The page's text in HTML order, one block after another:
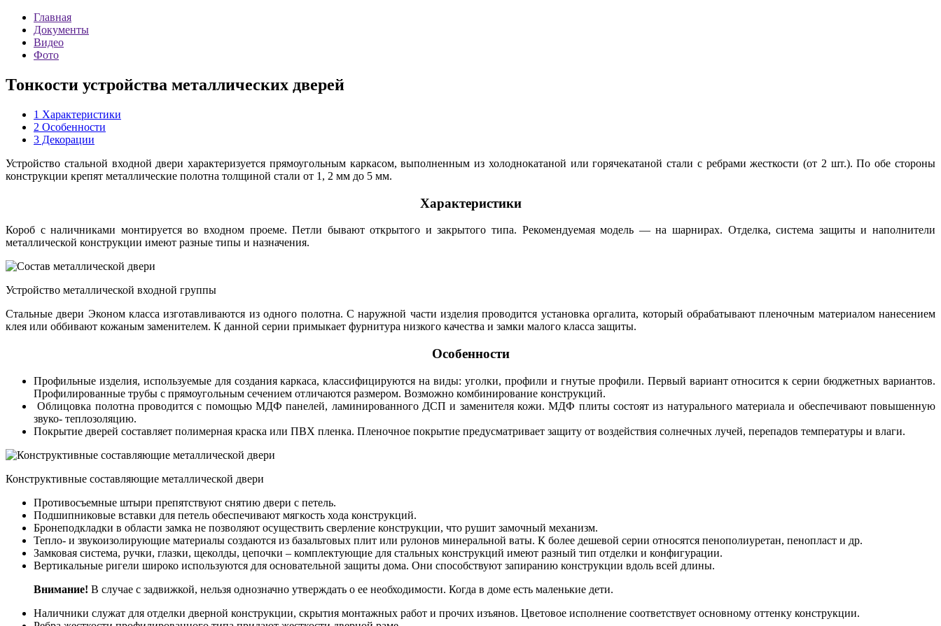
Главная
Документы
Видео
Фото
Тонкости устройства металлических дверей
1 Характеристики
2 Особенности
3 Декорации
Устройство стальной входной двери характеризуется прямоугольным каркасом, выполненным из холоднокатаной или горячекатаной стали с ребрами жесткости (от 2 шт.). По обе стороны
конструкции крепят металлические полотна толщиной стали от 1, 2 мм до 5 мм.
Характеристики
Короб с наличниками монтируется во входном проеме. Петли бывают открытого и закрытого типа. Рекомендуемая модель — на шарнирах. Отделка, система защиты и наполнители
металлической конструкции имеют разные типы и назначения.
Устройство металлической входной группы
Стальные двери Эконом класса изготавливаются из одного полотна. С наружной части изделия проводится установка оргалита, который обрабатывают пленочным материалом нанесением
клея или оббивают кожаным заменителем. К данной серии примыкает фурнитура низкого качества и замки малого класса защиты.
Особенности
Профильные изделия, используемые для создания каркаса, классифицируются на виды: уголки, профили и гнутые профили. Первый вариант относится к серии бюджетных вариантов.
Профилированные трубы с прямоугольным сечением отличаются размером. Возможно комбинирование конструкций.
Облицовка полотна проводится с помощью МДФ панелей, ламинированного ДСП и заменителя кожи. МДФ плиты состоят из натурального материала и обеспечивают повышенную
звуко- теплозоляцию.
Покрытие дверей составляет полимерная краска или ПВХ пленка. Пленочное покрытие предусматривает защиту от воздействия солнечных лучей, перепадов температуры и влаги.
Конструктивные составляющие металлической двери
Противосъемные штыри препятствуют снятию двери с петель.
Подшипниковые вставки для петель обеспечивают мягкость хода конструкций.
Бронеподкладки в области замка не позволяют осуществить сверление конструкции, что рушит замочный механизм.
Тепло- и звукоизолирующие материалы создаются из базальтовых плит или рулонов минеральной ваты. К более дешевой серии относятся пенополиуретан, пенопласт и др.
Замковая система, ручки, глазки, щеколды, цепочки – комплектующие для стальных конструкций имеют разный тип отделки и конфигурации.
Вертикальные ригели широко используются для основательной защиты дома. Они способствуют запиранию конструкции вдоль всей длины.
Внимание! В случае с задвижкой, нельзя однозначно утверждать о ее необходимости. Когда в доме есть маленькие дети.
Наличники служат для отделки дверной конструкции, скрытия монтажных работ и прочих изъянов. Цветовое исполнение соответствует основному оттенку конструкции.